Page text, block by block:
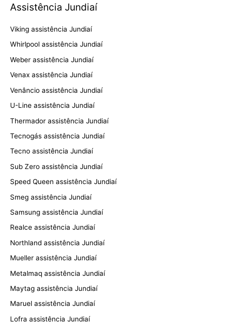
Assistência Jundiaí
Viking assistência Jundiaí
Whirlpool assistência Jundiaí
Weber assistência Jundiaí
Venax assistência Jundiaí
Venâncio assistência Jundiaí
U-Line assistência Jundiaí
Thermador assistência Jundiaí
Tecnogás assistência Jundiaí
Tecno assistência Jundiaí
Sub Zero assistência Jundiaí
Speed Queen assistência Jundiaí
Smeg assistência Jundiaí
Samsung assistência Jundiaí
Realce assistência Jundiaí
Northland assistência Jundiaí
Mueller assistência Jundiaí
Metalmaq assistência Jundiaí
Maytag assistência Jundiaí
Maruel assistência Jundiaí
Lofra assistência Jundiaí